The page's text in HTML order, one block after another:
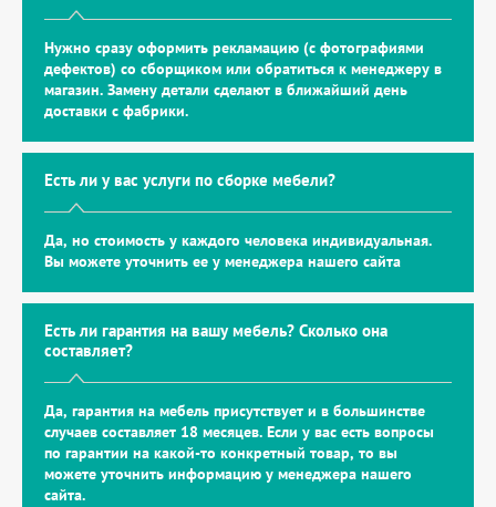
Нужно сразу оформить рекламацию (с фотографиями
дефектов) со сборщиком или обратиться к менеджеру в
магазин. Замену детали сделают в ближайший день
доставки с фабрики.
Есть ли у вас услуги по сборке мебели?
Да, но стоимость у каждого человека индивидуальная.
Вы можете уточнить ее у менеджера нашего сайта
Есть ли гарантия на вашу мебель? Сколько она
составляет?
Да, гарантия на мебель присутствует и в большинстве
случаев составляет 18 месяцев. Если у вас есть вопросы
по гарантии на какой-то конкретный товар, то вы
можете уточнить информацию у менеджера нашего
сайта.